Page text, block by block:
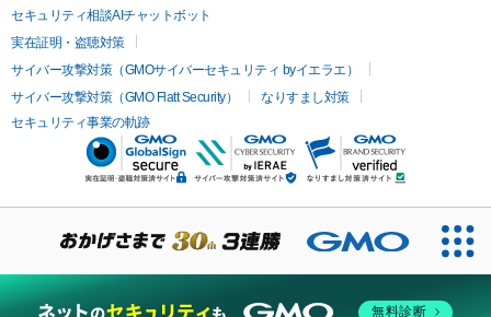
セキュリティ相談AIチャットボット
実在証明・盗聴対策
サイバー攻撃対策（GMOサイバーセキュリティ byイエラエ）
サイバー攻撃対策（GMO Flatt Security）
なりすまし対策
セキュリティ事業の軌跡
無料診断